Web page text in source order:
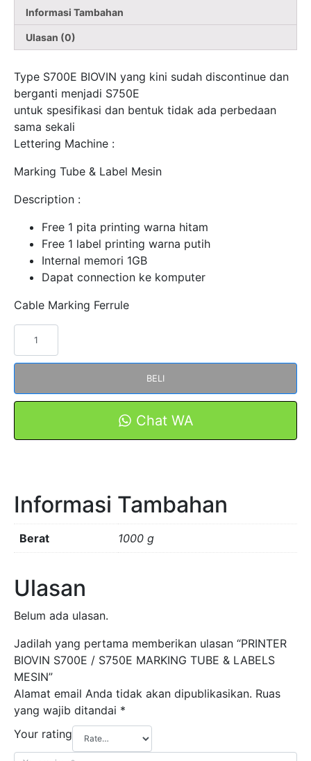
Informasi Tambahan
Ulasan (0)
Type S700E BIOVIN yang kini sudah discontinue dan
berganti menjadi S750E
untuk spesifikasi dan bentuk tidak ada perbedaan
sama sekali
Lettering Machine :
Marking Tube & Label Mesin
Description :
Free 1 pita printing warna hitam
Free 1 label printing warna putih
Internal memori 1GB
Dapat connection ke komputer
Cable Marking Ferrule
BIOVIN
/
MESIN
BELI
Chat WA
Informasi Tambahan
Berat 1000 g
Ulasan
Belum ada ulasan.
Jadilah yang pertama memberikan ulasan “PRINTER
BIOVIN S700E / S750E MARKING TUBE & LABELS
MESIN”
Alamat email Anda tidak akan dipublikasikan. Ruas
yang wajib ditandai *
Your rating